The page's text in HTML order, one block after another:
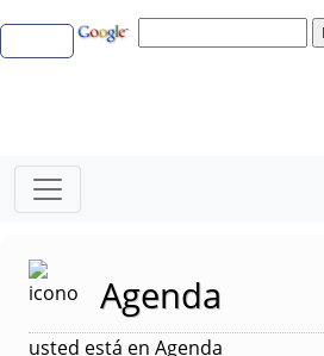
Agenda
usted está en Agenda